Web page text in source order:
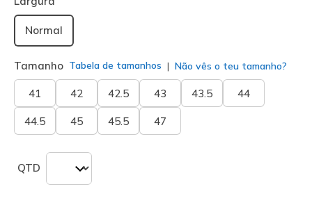
Normal
Tamanho Tabela de tamanhos Não vês o teu tamanho?
41 42 42.5 43 43.5 44
44.5 45 45.5 47
QTD